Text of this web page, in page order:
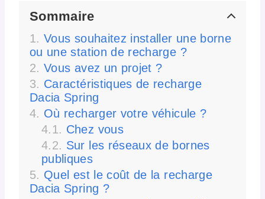
Sommaire
Vous souhaitez installer une borne
ou une station de recharge ?
Vous avez un projet ?
Caractéristiques de recharge
Dacia Spring
Où recharger votre véhicule ?
Chez vous
Sur les réseaux de bornes
publiques
Quel est le coût de la recharge
Dacia Spring ?